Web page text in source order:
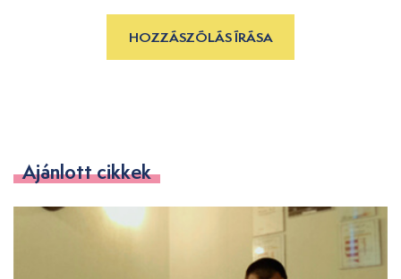
HOZZÁSZÓLÁS ÍRÁSA
Ajánlott cikkek